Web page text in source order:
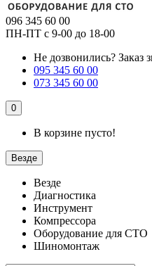
096 345 60 00
ПН-ПТ с 9-00 до 18-00
Не дозвонились? Заказ
095 345 60 00
073 345 60 00
0
В корзине пусто!
Везде
Везде
Диагностика
Инструмент
Компрессора
Оборудование для СТО
Шиномонтаж